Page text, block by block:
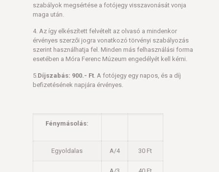
szabályok megsértése a fotójegy visszavonását vonja
maga után.
4. Az így elkészített felvételt az olvasó a mindenkor
érvényes szerzői jogra vonatkozó törvényi szabályozás
szerint használhatja fel. Minden más felhasználási forma
esetében a Móra Ferenc Múzeum engedélyét kell kérni.
5.Díjszabás: 900.- Ft. A fotójegy egy napos, és a díj
befizetésének napjára érvényes.
Fénymásolás:
Egyoldalas A/4 30 Ft